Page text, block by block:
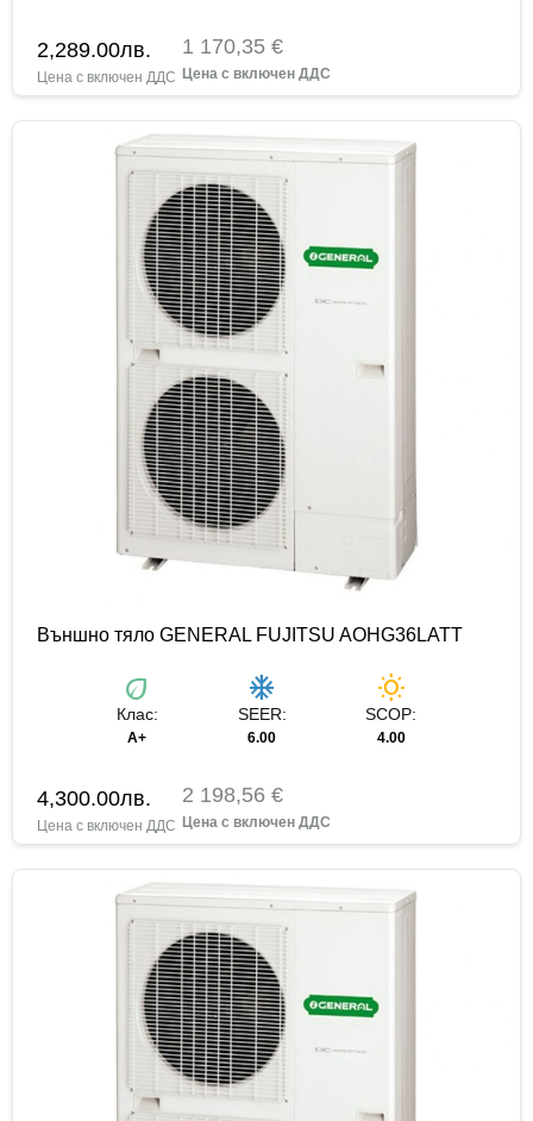
2,289.00лв. 1 170,35 €
Външно тяло GENERAL FUJITSU AOHG36LATT
eco
Клас:
А+
ac_unit
SEER:
6.00
wb_sunny
SCOP:
4.00
4,300.00лв. 2 198,56 €